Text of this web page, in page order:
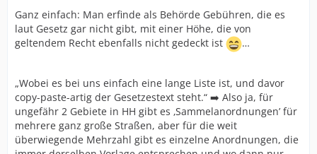
Ganz einfach: Man erfinde als Behörde Gebühren, die es
laut Gesetz gar nicht gibt, mit einer Höhe, die von
geltendem Recht ebenfalls nicht gedeckt ist
…
„Wobei es bei uns einfach eine lange Liste ist, und davor
copy-paste-artig der Gesetzestext steht.“ ➡️ Also ja, für
ungefähr 2 Gebiete in HH gibt es ‚Sammelanordnungen’ für
mehrere ganz große Straßen, aber für die weit
überwiegende Mehrzahl gibt es einzelne Anordnungen, die